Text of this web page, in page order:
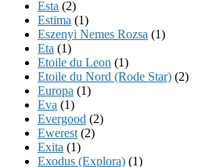
Esta (2)
Estima (1)
Eszenyi Nemes Rozsa (1)
Eta (1)
Etoile du Leon (1)
Etoile du Nord (Rode Star) (2)
Europa (1)
Eva (1)
Evergood (2)
Ewerest (2)
Exita (1)
Exodus (Explora) (1)